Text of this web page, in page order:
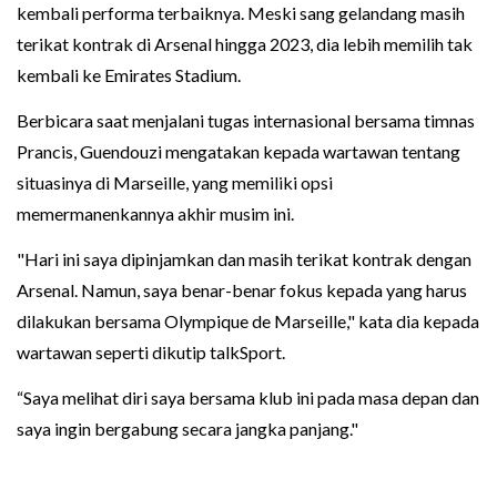
kembali performa terbaiknya. Meski sang gelandang masih
terikat kontrak di Arsenal hingga 2023, dia lebih memilih tak
kembali ke Emirates Stadium.
Berbicara saat menjalani tugas internasional bersama timnas
Prancis, Guendouzi mengatakan kepada wartawan tentang
situasinya di Marseille, yang memiliki opsi
memermanenkannya akhir musim ini.
"Hari ini saya dipinjamkan dan masih terikat kontrak dengan
Arsenal. Namun, saya benar-benar fokus kepada yang harus
dilakukan bersama Olympique de Marseille," kata dia kepada
wartawan seperti dikutip talkSport.
“Saya melihat diri saya bersama klub ini pada masa depan dan
saya ingin bergabung secara jangka panjang."